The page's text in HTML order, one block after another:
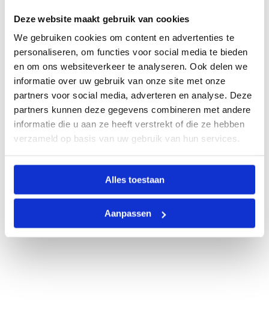
Deze website maakt gebruik van cookies
We gebruiken cookies om content en advertenties te
personaliseren, om functies voor social media te bieden
en om ons websiteverkeer te analyseren. Ook delen we
informatie over uw gebruik van onze site met onze
partners voor social media, adverteren en analyse. Deze
partners kunnen deze gegevens combineren met andere
informatie die u aan ze heeft verstrekt of die ze hebben
verzameld op basis van uw gebruik van hun services.
Alles toestaan
Aanpassen